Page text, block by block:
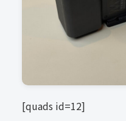
[quads id=12]